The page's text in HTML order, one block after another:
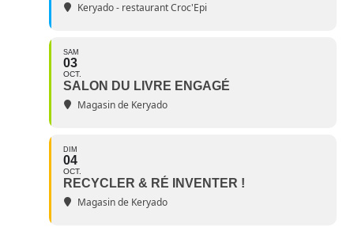
Keryado - restaurant Croc'Epi
SAM
03
OCT.
SALON DU LIVRE ENGAGÉ
Magasin de Keryado
DIM
04
OCT.
RECYCLER & RÉ INVENTER !
Magasin de Keryado